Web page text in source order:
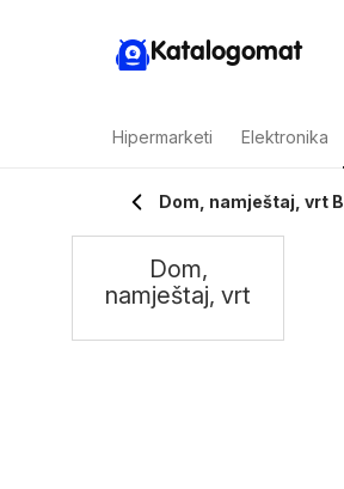
Katalogomat
Hipermarketi Elektronika
Dom, namještaj, vrt
Dom,
namještaj, vrt